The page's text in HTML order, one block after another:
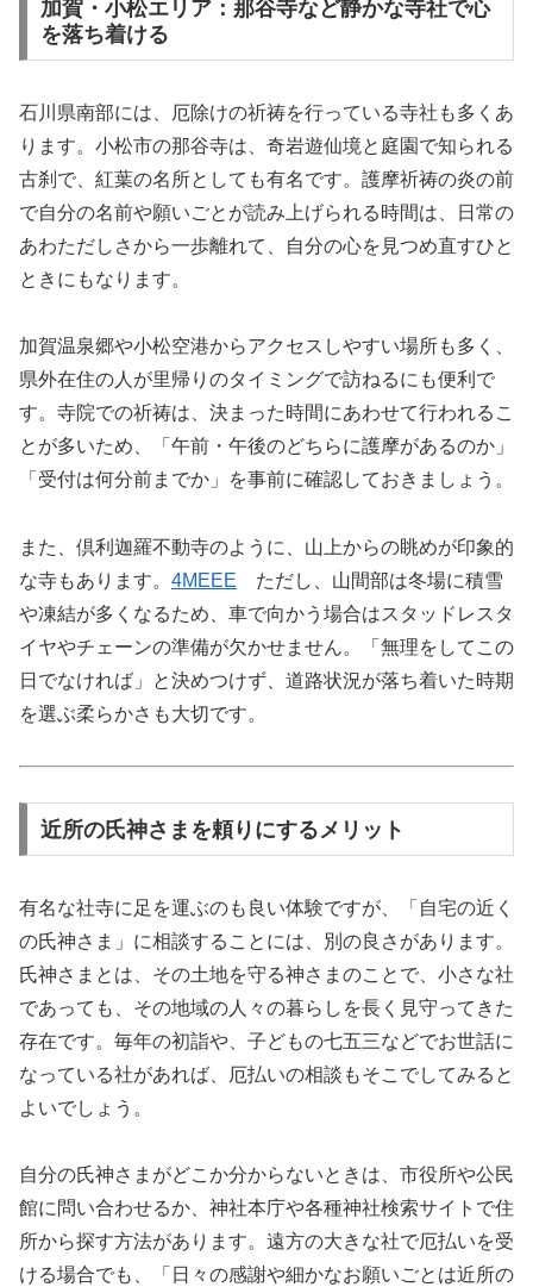
加賀・小松エリア：那谷寺など静かな寺社で心
を落ち着ける
石川県南部には、厄除けの祈祷を行っている寺社も多くあ
ります。小松市の那谷寺は、奇岩遊仙境と庭園で知られる
古刹で、紅葉の名所としても有名です。護摩祈祷の炎の前
で自分の名前や願いごとが読み上げられる時間は、日常の
あわただしさから一歩離れて、自分の心を見つめ直すひと
ときにもなります。
加賀温泉郷や小松空港からアクセスしやすい場所も多く、
県外在住の人が里帰りのタイミングで訪ねるにも便利で
す。寺院での祈祷は、決まった時間にあわせて行われるこ
とが多いため、「午前・午後のどちらに護摩があるのか」
「受付は何分前までか」を事前に確認しておきましょう。
また、倶利迦羅不動寺のように、山上からの眺めが印象的
な寺もあります。 4MEEE ただし、山間部は冬場に積雪
や凍結が多くなるため、車で向かう場合はスタッドレスタ
イヤやチェーンの準備が欠かせません。「無理をしてこの
日でなければ」と決めつけず、道路状況が落ち着いた時期
を選ぶ柔らかさも大切です。
近所の氏神さまを頼りにするメリット
有名な社寺に足を運ぶのも良い体験ですが、「自宅の近く
の氏神さま」に相談することには、別の良さがあります。
氏神さまとは、その土地を守る神さまのことで、小さな社
であっても、その地域の人々の暮らしを長く見守ってきた
存在です。毎年の初詣や、子どもの七五三などでお世話に
なっている社があれば、厄払いの相談もそこでしてみると
よいでしょう。
自分の氏神さまがどこか分からないときは、市役所や公民
館に問い合わせるか、神社本庁や各種神社検索サイトで住
所から探す方法があります。遠方の大きな社で厄払いを受
ける場合でも、「日々の感謝や細かなお願いごとは近所の